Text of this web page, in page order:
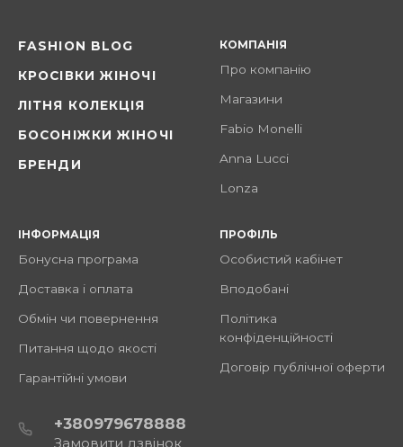
FASHION BLOG
КРОСІВКИ ЖІНОЧІ
ЛІТНЯ КОЛЕКЦІЯ
БОСОНІЖКИ ЖІНОЧІ
БРЕНДИ
КОМПАНІЯ
Про компанію
Магазини
Fabio Monelli
Anna Lucci
Lonza
ІНФОРМАЦІЯ
Бонусна програма
Доставка і оплата
Обмін чи повернення
Питання щодо якості
Гарантійні умови
ПРОФІЛЬ
Особистий кабінет
Вподобані
Політика
конфіденційності
Договір публічної оферти
+380979678888
Замовити дзвінок